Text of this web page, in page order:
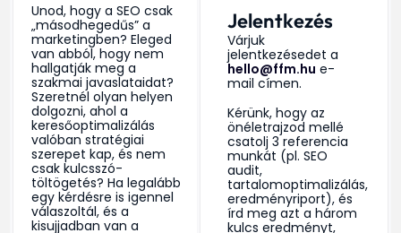
Unod, hogy a SEO csak
„másodhegedűs” a
marketingben? Eleged
van abból, hogy nem
hallgatják meg a
szakmai javaslataidat?
Szeretnél olyan helyen
dolgozni, ahol a
keresőoptimalizálás
valóban stratégiai
szerepet kap, és nem
csak kulcsszó-
töltögetés? Ha legalább
egy kérdésre is igennel
válaszoltál, és a
kisujjadban van a
Jelentkezés
Várjuk
jelentkezésedet a
hello@ffm.hu e-
mail címen.
Kérünk, hogy az
önéletrajzod mellé
csatolj 3 referencia
munkát (pl. SEO
audit,
tartalomoptimalizálás,
eredményriport), és
írd meg azt a három
kulcs eredményt,